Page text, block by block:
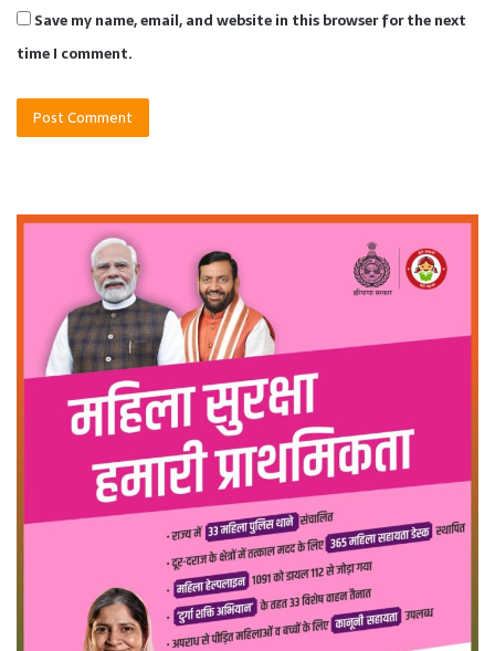
Save my name, email, and website in this browser for the next
time I comment.